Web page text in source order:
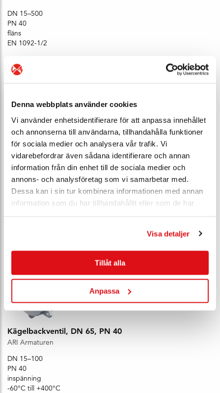
Denna webbplats använder cookies
Vi använder enhetsidentifierare för att anpassa innehållet
och annonserna till användarna, tillhandahålla funktioner
för sociala medier och analysera vår trafik. Vi
vidarebefordrar även sådana identifierare och annan
information från din enhet till de sociala medier och
annons- och analysföretag som vi samarbetar med.
Dessa kan i sin tur kombinera informationen med annan
information som du har tillhandahållit eller som de har
Visa detaljer
Tillåt alla
Anpassa
DN 15–500
PN 40
fläns
EN 1092-1/2
Kägelbackventil VM6567
DN 15–20
PN 16
-10°C till +95°C
Kägelbackventil, DN 65, PN 40
ARI Armaturen
DN 15–100
PN 40
inspänning
-60°C till +400°C